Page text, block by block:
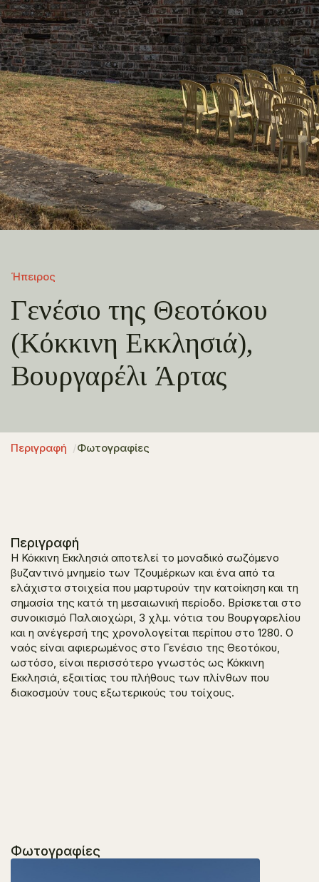
Ήπειρος
Γενέσιο της Θεοτόκου
(Κόκκινη Εκκλησιά),
Βουργαρέλι Άρτας
Περιγραφή Φωτογραφίες
Περιγραφή
Η Κόκκινη Εκκλησιά αποτελεί το μοναδικό σωζόμενο
βυζαντινό μνημείο των Τζουμέρκων και ένα από τα
ελάχιστα στοιχεία που μαρτυρούν την κατοίκηση και τη
σημασία της κατά τη μεσαιωνική περίοδο. Βρίσκεται στο
συνοικισμό Παλαιοχώρι, 3 χλμ. νότια του Βουργαρελίου
και η ανέγερσή της χρονολογείται περίπου στο 1280. Ο
ναός είναι αφιερωμένος στο Γενέσιο της Θεοτόκου,
ωστόσο, είναι περισσότερο γνωστός ως Κόκκινη
Εκκλησιά, εξαιτίας του πλήθους των πλίνθων που
διακοσμούν τους εξωτερικούς του τοίχους.
Φωτογραφίες